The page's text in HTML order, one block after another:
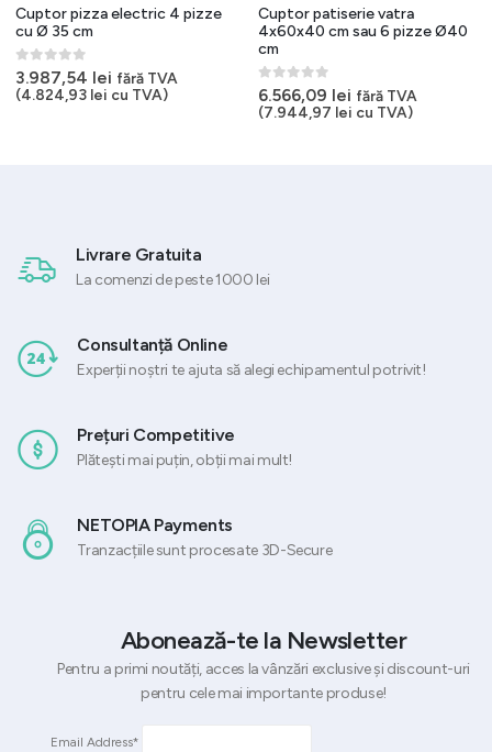
Cuptor pizza electric 4 pizze
cu Ø 35 cm
0out of 5
3.987,54 lei fără TVA
(4.824,93 lei cu TVA)
Cuptor patiserie vatra
4x60x40 cm sau 6 pizze Ø40
cm
0out of 5
6.566,09 lei fără TVA
(7.944,97 lei cu TVA)
Livrare Gratuita
La comenzi de peste 1000 lei
Consultanță Online
Experții noștri te ajuta să alegi echipamentul potrivit!
Prețuri Competitive
Plătești mai puțin, obții mai mult!
NETOPIA Payments
Tranzacțiile sunt procesate 3D-Secure
Abonează-te la Newsletter
Pentru a primi noutăți, acces la vânzări exclusive și discount-uri
pentru cele mai importante produse!
Email Address*